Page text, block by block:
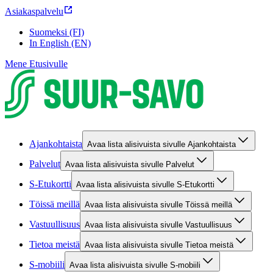
Asiakaspalvelu
Suomeksi (FI)
In English (EN)
Mene Etusivulle
Ajankohtaista Avaa lista alisivuista sivulle Ajankohtaista
Palvelut Avaa lista alisivuista sivulle Palvelut
S-Etukortti Avaa lista alisivuista sivulle S-Etukortti
Töissä meillä Avaa lista alisivuista sivulle Töissä meillä
Vastuullisuus Avaa lista alisivuista sivulle Vastuullisuus
Tietoa meistä Avaa lista alisivuista sivulle Tietoa meistä
S-mobiili Avaa lista alisivuista sivulle S-mobiili